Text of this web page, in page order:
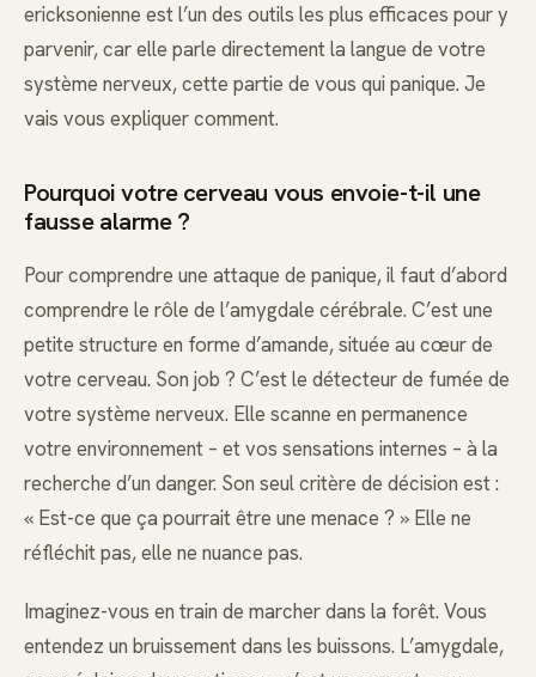
ericksonienne est l’un des outils les plus efficaces pour y
parvenir, car elle parle directement la langue de votre
système nerveux, cette partie de vous qui panique. Je
vais vous expliquer comment.
Pourquoi votre cerveau vous envoie-t-il une
fausse alarme ?
Pour comprendre une attaque de panique, il faut d’abord
comprendre le rôle de l’amygdale cérébrale. C’est une
petite structure en forme d’amande, située au cœur de
votre cerveau. Son job ? C’est le détecteur de fumée de
votre système nerveux. Elle scanne en permanence
votre environnement – et vos sensations internes – à la
recherche d’un danger. Son seul critère de décision est :
« Est-ce que ça pourrait être une menace ? » Elle ne
réfléchit pas, elle ne nuance pas.
Imaginez-vous en train de marcher dans la forêt. Vous
entendez un bruissement dans les buissons. L’amygdale,